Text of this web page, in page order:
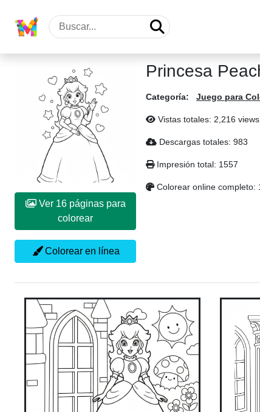
Ver 16 páginas para
colorear
Colorear en línea
Princesa
Categoría: Juego para
Vistas totales: 2,216 views
Descargas totales: 983
Impresión total: 1557
Colorear online completo: